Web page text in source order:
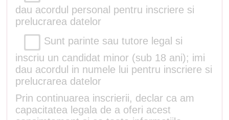
dau acordul personal pentru inscriere si
prelucrarea datelor
Sunt parinte sau tutore legal si
inscriu un candidat minor (sub 18 ani); imi
dau acordul in numele lui pentru inscriere si
prelucrarea datelor
Prin continuarea inscrierii, declar ca am
capacitatea legala de a oferi acest